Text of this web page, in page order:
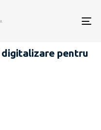
digitalizare pentru